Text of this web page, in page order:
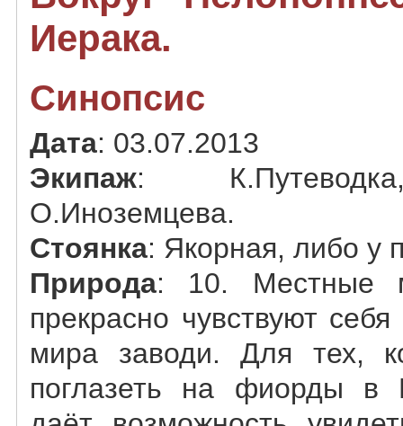
Иерака.
Синопсис
Дата: 03.07.2013
Экипаж:
О.Иноземцева.
Стоянка: Якорная, либо у
Природа: 10. Местные
прекрасно чувствуют
мира заводи. Для тех,
поглазеть на фиорды в